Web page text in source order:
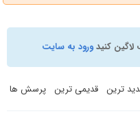
لاگین کنیدورود به سایت
ترین قدیمی ترین پرسش ها